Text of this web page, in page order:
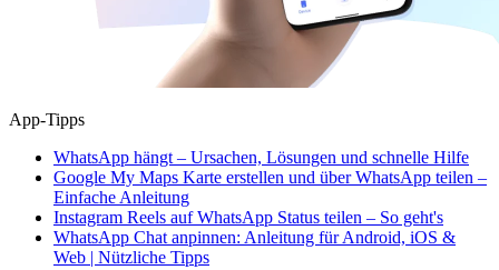
App-Tipps
WhatsApp hängt – Ursachen, Lösungen und schnelle Hilfe
Google My Maps Karte erstellen und über WhatsApp teilen –
Einfache Anleitung
Instagram Reels auf WhatsApp Status teilen – So geht's
WhatsApp Chat anpinnen: Anleitung für Android, iOS &
Web | Nützliche Tipps